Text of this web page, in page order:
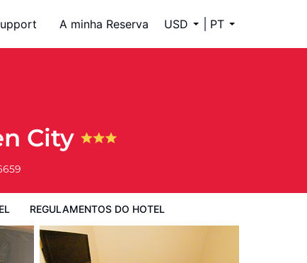
A minha Reserva USD PT
City
REGULAMENTOS DO HOTEL